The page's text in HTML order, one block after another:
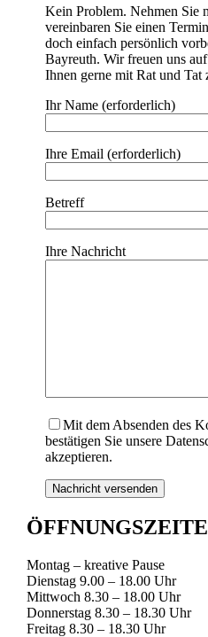
Kein Problem. Nehmen Sie
vereinbaren Sie einen
doch einfach persönlich
Bayreuth. Wir freuen uns
Ihnen gerne mit Rat und Tat
Ihr Name (erforderlich)
Ihre Email (erforderlich)
Betreff
Ihre Nachricht
Mit dem Absenden des
bestätigen Sie unsere
akzeptieren.
Montag – kreative Pause
Dienstag 9.00 – 18.00 Uhr
Mittwoch 8.30 – 18.00 Uhr
Donnerstag 8.30 – 18.30 Uhr
Freitag 8.30 – 18.30 Uhr